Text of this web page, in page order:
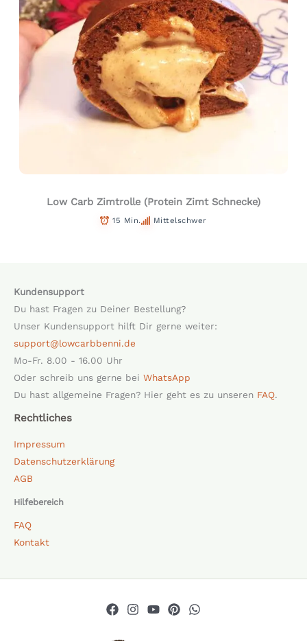
Low Carb Zimtrolle (Protein Zimt Schnecke)
15 Min. Mittelschwer
Kundensupport
Du hast Fragen zu Deiner Bestellung?
Unser Kundensupport hilft Dir gerne weiter:
support@lowcarbbenni.de
Mo-Fr. 8.00 - 16.00 Uhr
Oder schreib uns gerne bei WhatsApp
Du hast allgemeine Fragen? Hier geht es zu unseren FAQ.
Rechtliches
Impressum
Datenschutzerklärung
AGB
Hilfebereich
FAQ
Kontakt